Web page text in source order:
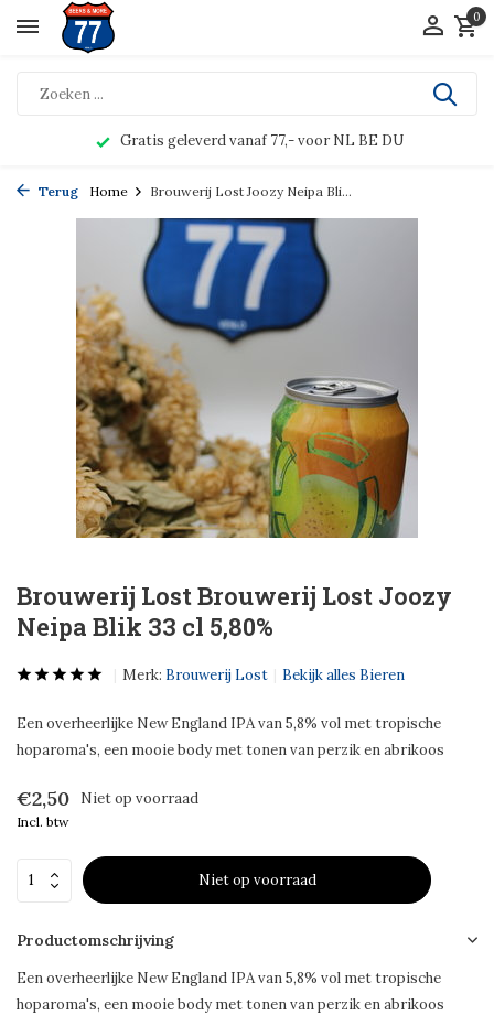
0
Gratis geleverd vanaf 77,- voor NL BE DU
Terug Home Brouwerij Lost Joozy Neipa Bli...
Brouwerij Lost Brouwerij Lost Joozy
Neipa Blik 33 cl 5,80%
Merk: Brouwerij Lost Bekijk alles Bieren
Een overheerlijke New England IPA van 5,8% vol met tropische
hoparoma's, een mooie body met tonen van perzik en abrikoos
€2,50 Niet op voorraad
Incl. btw
Niet op voorraad
Productomschrijving
Een overheerlijke New England IPA van 5,8% vol met tropische
hoparoma's, een mooie body met tonen van perzik en abrikoos